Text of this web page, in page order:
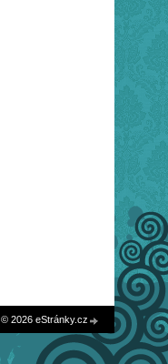
© 2026 eStránky.cz